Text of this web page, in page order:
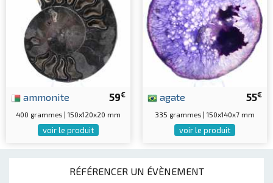
RÉFÉRENCER UN ÉVÈNEMENT
59€
ammonite
400 grammes | 150x120x20 mm
voir le produit
55€
agate
335 grammes | 150x140x7 mm
voir le produit